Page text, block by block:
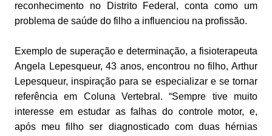
reconhecimento no Distrito Federal, conta como um
problema de saúde do filho a influenciou na profissão.
Exemplo de superação e determinação, a fisioterapeuta
Angela Lepesqueur, 43 anos, encontrou no filho, Arthur
Lepesqueur, inspiração para se especializar e se tornar
referência em Coluna Vertebral. “Sempre tive muito
interesse em estudar as falhas do controle motor, e,
após meu filho ser diagnosticado com duas hérnias